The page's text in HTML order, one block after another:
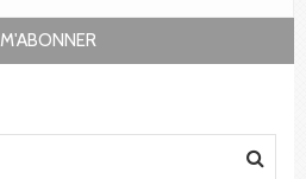
M'ABONNER